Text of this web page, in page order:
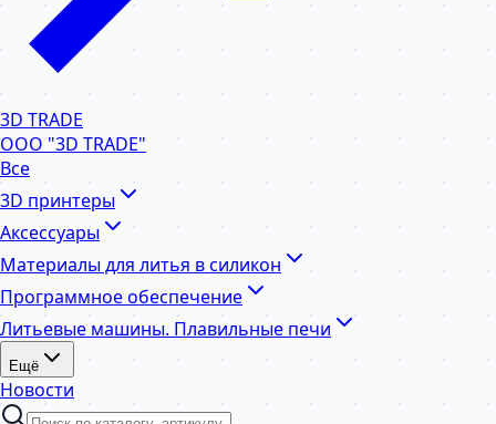
3D TRADE
ООО "3D TRADE"
Все
3D принтеры
Аксессуары
Материалы для литья в силикон
Программное обеспечение
Литьевые машины. Плавильные печи
Ещё
Новости